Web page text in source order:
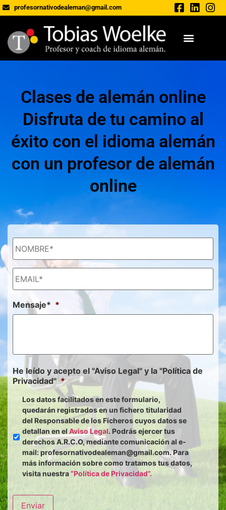
profesornativodealeman@gmail.com
Clases de alemán online
Disfruta de tu camino al
éxito con el idioma alemán
con un profesor de alemán
online
Mensaje* *
He leído y acepto el "Aviso Legal" y la "Política de
Privacidad" *
Los datos facilitados en este formulario,
quedarán registrados en un fichero titularidad
del Responsable de los Ficheros cuyos datos se
detallan en el Aviso Legal. Podrás ejercer tus
derechos A.R.C.O, mediante comunicación al e-
mail: profesornativodealeman@gmail.com. Para
más información sobre como tratamos tus datos,
visita nuestra“Política de Privacidad”.
Enviar